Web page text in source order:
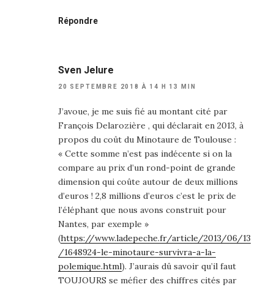
Répondre
Sven Jelure
20 SEPTEMBRE 2018 À 14 H 13 MIN
J’avoue, je me suis fié au montant cité par
François Delarozière , qui déclarait en 2013, à
propos du coût du Minotaure de Toulouse :
« Cette somme n’est pas indécente si on la
compare au prix d’un rond-point de grande
dimension qui coûte autour de deux millions
d’euros ! 2,8 millions d’euros c’est le prix de
l’éléphant que nous avons construit pour
Nantes, par exemple »
(https://www.ladepeche.fr/article/2013/06/13
/1648924-le-minotaure-survivra-a-la-
polemique.html). J’aurais dû savoir qu’il faut
TOUJOURS se méfier des chiffres cités par